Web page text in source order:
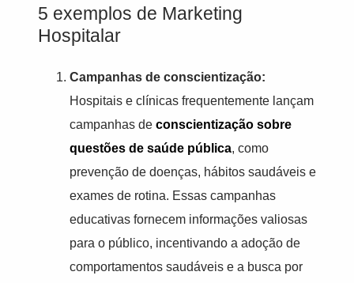
5 exemplos de Marketing
Hospitalar
Campanhas de conscientização:
Hospitais e clínicas frequentemente lançam
campanhas de conscientização sobre
questões de saúde pública, como
prevenção de doenças, hábitos saudáveis e
exames de rotina. Essas campanhas
educativas fornecem informações valiosas
para o público, incentivando a adoção de
comportamentos saudáveis e a busca por